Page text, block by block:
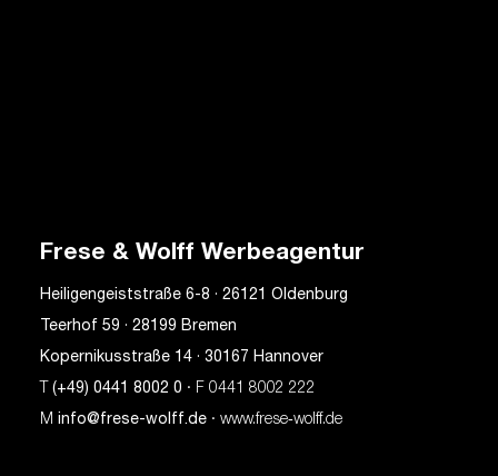
Frese & Wolff Werbeagentur
Heiligengeiststraße 6-8 · 26121 Oldenburg
Teerhof 59 · 28199 Bremen
Kopernikusstraße 14 · 30167 Hannover
T (+49) 0441 8002 0 · F 0441 8002 222
M info@frese-wolff.de· www.frese‑wolff.de